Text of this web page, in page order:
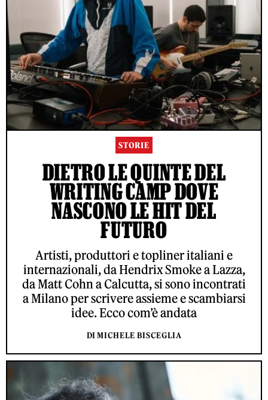
STORIE
DIETRO LE QUINTE DEL
WRITING CAMP DOVE
NASCONO LE HIT DEL
FUTURO
Artisti, produttori e topliner italiani e
internazionali, da Hendrix Smoke a Lazza,
da Matt Cohn a Calcutta, si sono incontrati
a Milano per scrivere assieme e scambiarsi
idee. Ecco com’è andata
DI MICHELE BISCEGLIA